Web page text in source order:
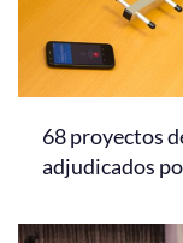
68 proyectos
adjudicados